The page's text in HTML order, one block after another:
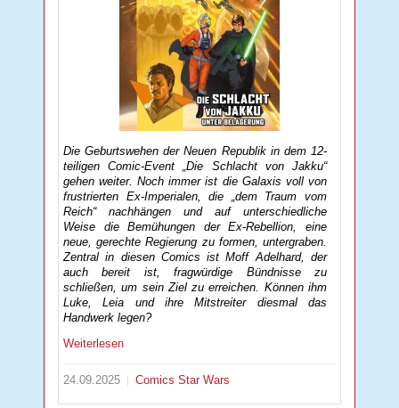
Die Geburtswehen der Neuen Republik in dem 12-
teiligen Comic-Event „Die Schlacht von Jakku“
gehen weiter. Noch immer ist die Galaxis voll von
frustrierten Ex-Imperialen, die „dem Traum vom
Reich“ nachhängen und auf unterschiedliche
Weise die Bemühungen der Ex-Rebellion, eine
neue, gerechte Regierung zu formen, untergraben.
Zentral in diesen Comics ist Moff Adelhard, der
auch bereit ist, fragwürdige Bündnisse zu
schließen, um sein Ziel zu erreichen. Können ihm
Luke, Leia und ihre Mitstreiter diesmal das
Handwerk legen?
Weiterlesen
24.09.2025 ComicsStar Wars